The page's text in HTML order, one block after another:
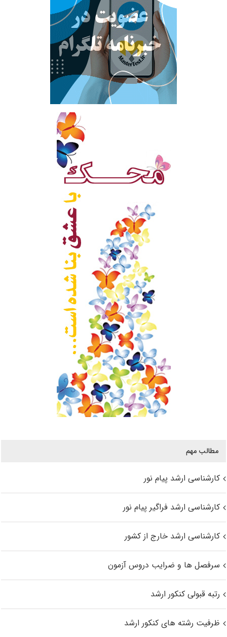
مطالب مهم
کارشناسی ارشد پیام نور
کارشناسی ارشد فراگیر پیام نور
کارشناسی ارشد خارج از کشور
سرفصل ها و ضرایب دروس آزمون
رتبه قبولی کنکور ارشد
ظرفیت رشته های کنکور ارشد